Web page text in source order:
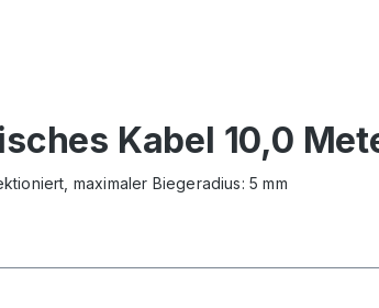
Kabel 10,0
maximaler Biegeradius: 5 mm